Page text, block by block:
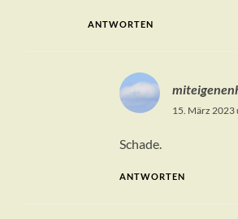
ANTWORTEN
15. März 2023
Schade.
ANTWORTEN